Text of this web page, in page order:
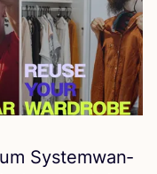
Sys­tem­wan­